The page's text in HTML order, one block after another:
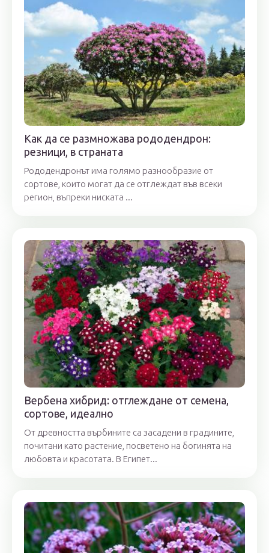
Как да се размножава рододендрон:
резници, в страната
Рододендронът има голямо разнообразие от
сортове, които могат да се отглеждат във всеки
регион, въпреки ниската ...
Вербена хибрид: отглеждане от семена,
сортове, идеално
От древността върбините са засадени в градините,
почитани като растение, посветено на богинята на
любовта и красотата. В Египет...